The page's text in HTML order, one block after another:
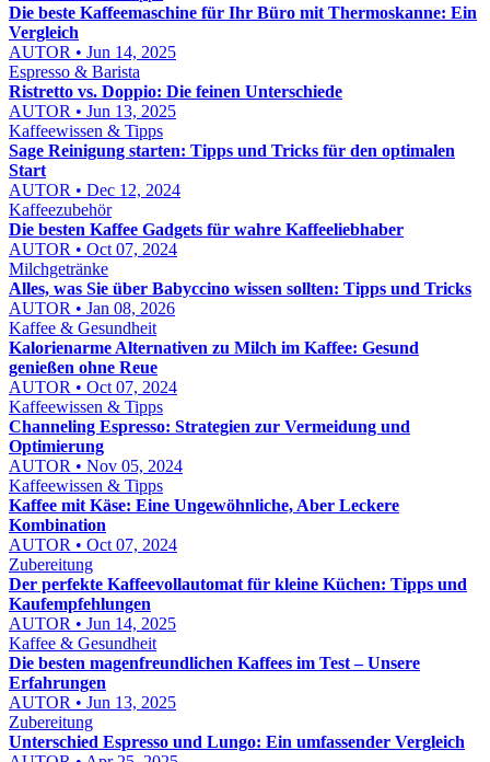
Die beste Kaffeemaschine für Ihr Büro mit Thermoskanne: Ein
Vergleich
AUTOR • Jun 14, 2025
Espresso & Barista
Ristretto vs. Doppio: Die feinen Unterschiede
AUTOR • Jun 13, 2025
Kaffeewissen & Tipps
Sage Reinigung starten: Tipps und Tricks für den optimalen
Start
AUTOR • Dec 12, 2024
Kaffeezubehör
Die besten Kaffee Gadgets für wahre Kaffeeliebhaber
AUTOR • Oct 07, 2024
Milchgetränke
Alles, was Sie über Babyccino wissen sollten: Tipps und Tricks
AUTOR • Jan 08, 2026
Kaffee & Gesundheit
Kalorienarme Alternativen zu Milch im Kaffee: Gesund
genießen ohne Reue
AUTOR • Oct 07, 2024
Kaffeewissen & Tipps
Channeling Espresso: Strategien zur Vermeidung und
Optimierung
AUTOR • Nov 05, 2024
Kaffeewissen & Tipps
Kaffee mit Käse: Eine Ungewöhnliche, Aber Leckere
Kombination
AUTOR • Oct 07, 2024
Zubereitung
Der perfekte Kaffeevollautomat für kleine Küchen: Tipps und
Kaufempfehlungen
AUTOR • Jun 14, 2025
Kaffee & Gesundheit
Die besten magenfreundlichen Kaffees im Test – Unsere
Erfahrungen
AUTOR • Jun 13, 2025
Zubereitung
Unterschied Espresso und Lungo: Ein umfassender Vergleich